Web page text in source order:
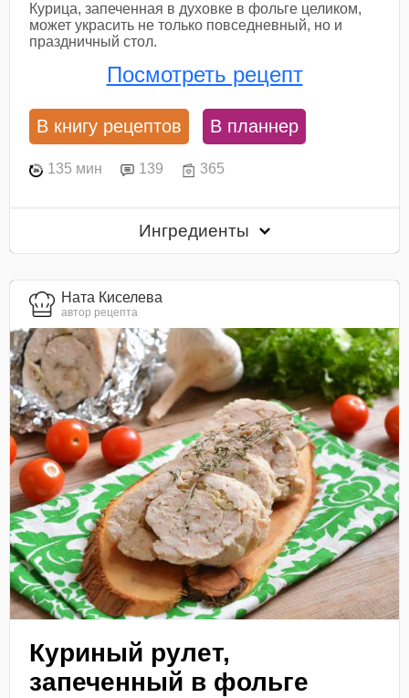
Курица, запеченная в духовке в фольге целиком,
может украсить не только повседневный, но и
праздничный стол.
Посмотреть рецепт
В книгу рецептов В планнер
135 мин 139 365
Ингредиенты
Ната Киселева
автор рецепта
Куриный рулет,
запеченный в фольге